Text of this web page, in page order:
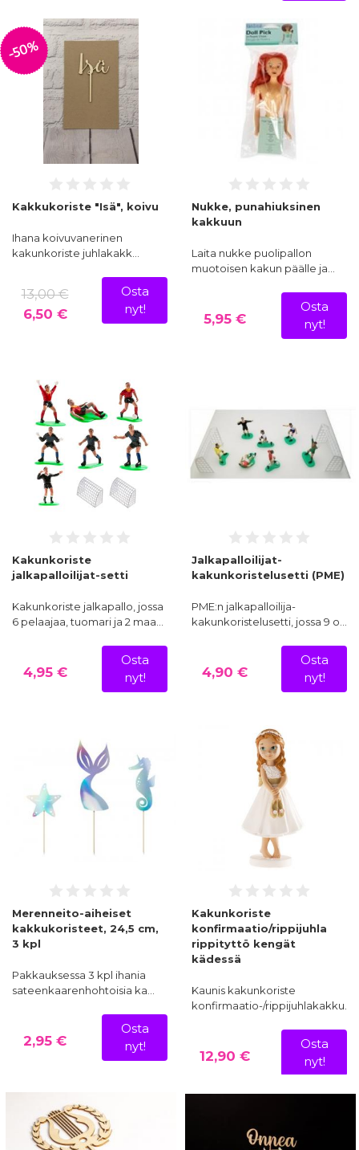
-50%
Kakkukoriste "Isä", koivu
Ihana koivuvanerinen
kakunkoriste juhlakakk…
13,00 €
6,50 €
Osta
nyt!
Nukke, punahiuksinen
kakkuun
Laita nukke puolipallon
muotoisen kakun päälle ja…
5,95 €
Osta
nyt!
Kakunkoriste
jalkapalloilijat-setti
Kakunkoriste jalkapallo, jossa
6 pelaajaa, tuomari ja 2 maa…
4,95 €
Osta
nyt!
Jalkapalloilijat-
kakunkoristelusetti (PME)
PME:n jalkapalloilija-
kakunkoristelusetti, jossa 9 o…
4,90 €
Osta
nyt!
Merenneito-aiheiset
kakkukoristeet, 24,5 cm,
3 kpl
Pakkauksessa 3 kpl ihania
sateenkaarenhohtoisia ka…
2,95 €
Osta
nyt!
Kakunkoriste
konfirmaatio/rippijuhla
rippityttö kengät
kädessä
Kaunis kakunkoriste
konfirmaatio-/rippijuhlakakku…
12,90 €
Osta
nyt!